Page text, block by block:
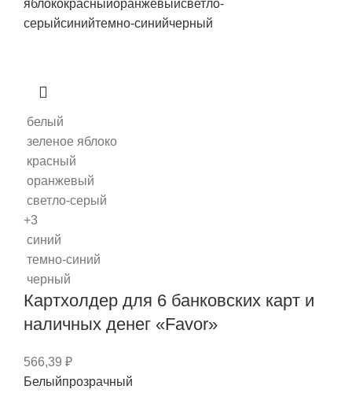
яблококрасныйоранжевыйсветло-
серыйсинийтемно-синийчерный
белый
зеленое яблоко
красный
оранжевый
светло-серый
+3
синий
темно-синий
черный
Картхолдер для 6 банковских карт и
наличных денег «Favor»
566,39 ₽
Белыйпрозрачный